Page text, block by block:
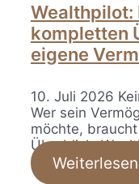
Wealthpilot:
kompletten
eigene
10. Juli 2026
Wer sein
möchte,
Überblick.
Weiterlesen